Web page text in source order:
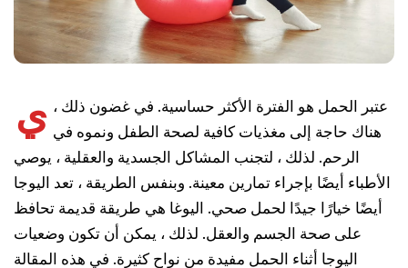
ي عتبر الحمل هو الفترة الأكثر حساسية. في غضون ذلك ،
هناك حاجة إلى مغذيات كافية لصحة الطفل ونموه في
الرحم. لذلك ، لتجنب المشاكل الجسدية والعقلية ، يوصي
الأطباء أيضًا بإجراء تمارين معينة. وبنفس الطريقة ، تعد اليوجا
أيضًا خيارًا جيدًا لحمل صحي. اليوغا هي طريقة قديمة تحافظ
على صحة الجسم والعقل. لذلك ، يمكن أن تكون وضعيات
اليوجا أثناء الحمل مفيدة من نواح كثيرة. في هذه المقالة